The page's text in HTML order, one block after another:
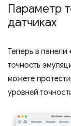
Параметр
датчиках
Теперь в панели
точность
можете
уровней